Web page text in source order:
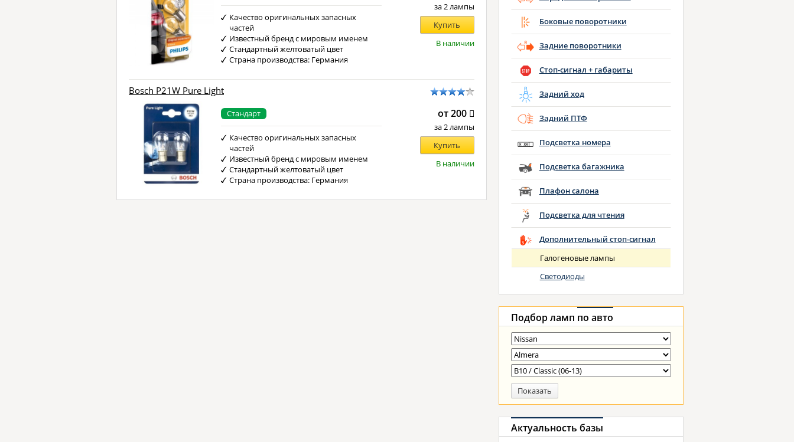
Качество оригинальных запасных
частей
Известный бренд с мировым именем
Стандартный желтоватый цвет
Страна производства: Германия
за 2 лампы
Купить
В наличии
Bosch P21W Pure Light
Стандарт
Качество оригинальных запасных
частей
Известный бренд с мировым именем
Стандартный желтоватый цвет
Страна производства: Германия
от 200
за 2 лампы
Купить
В наличии
Боковые поворотники
Задние поворотники
Стоп-сигнал + габариты
Задний ход
Задний ПТФ
Подсветка номера
Подсветка багажника
Плафон салона
Подсветка для чтения
Дополнительный стоп-сигнал
Галогеновые лампы
Светодиоды
Подбор ламп по авто
Показать
Актуальность базы